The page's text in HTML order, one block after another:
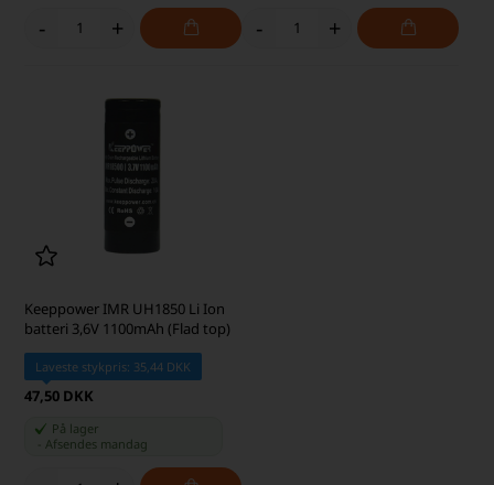
- + - +
Keeppower IMR UH1850 Li Ion
batteri 3,6V 1100mAh (Flad top)
Laveste stykpris: 35,44 DKK
47,50 DKK
På lager
-Afsendes mandag